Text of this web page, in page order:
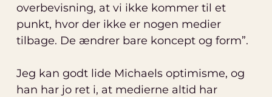
overbevisning, at vi ikke kommer til et
punkt, hvor der ikke er nogen medier
tilbage. De ændrer bare koncept og form”.
Jeg kan godt lide Michaels optimisme, og
han har jo ret i, at medierne altid har